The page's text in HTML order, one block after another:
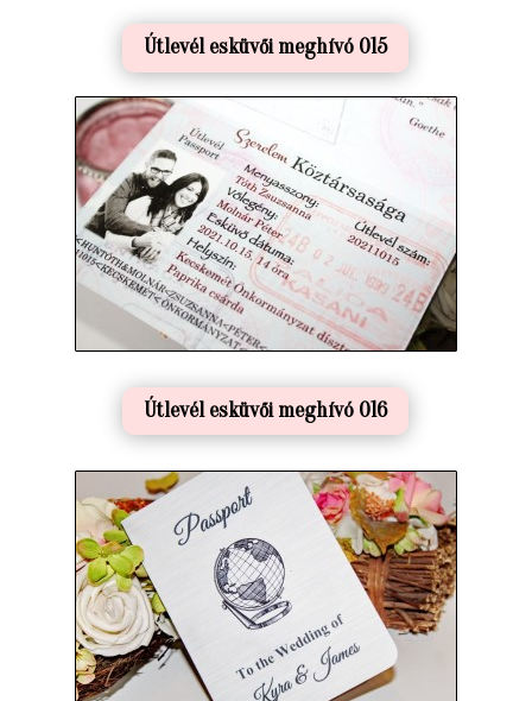
Útlevél esküvői meghívó 015
Útlevél esküvői meghívó 016